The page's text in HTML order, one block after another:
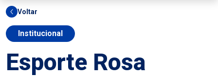
Voltar
Institucional
Esporte Rosa